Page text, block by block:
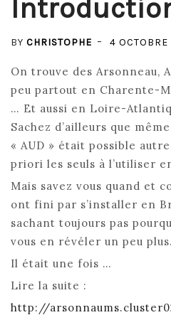
BY CHRISTOPHE 4 OCTOBRE
On trouve des Arsonneau,
peu partout en Charente-
… Et aussi en Loire-
Sachez d’ailleurs que
« AUD » était possible
priori les seuls à l’utiliser
Mais savez vous quand et
ont fini par s’installer en
sachant toujours pas
vous en révéler un peu plus.
Il était une fois …
Lire la suite :
http://